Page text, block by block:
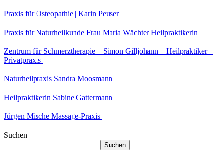
Praxis für Osteopathie | Karin Peuser
Praxis für Naturheilkunde Frau Maria Wächter Heilpraktikerin
Zentrum für Schmerztherapie – Simon Gilljohann – Heilpraktiker –
Privatpraxis
Naturheilpraxis Sandra Moosmann
Heilpraktikerin Sabine Gattermann
Jürgen Mische Massage-Praxis
Suchen
Suchen